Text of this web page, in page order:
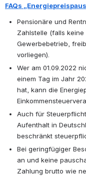
FAQs
Pensionäre und
Zahlstelle (falls
Gewerbebetrieb,
vorliegen).
Wer am 01.09.2022
einem Tag im Jahr
hat, kann die
Auch für
Aufenthalt in
beschränkt
Bei geringfügiger
an und keine
Zahlung brutto wie